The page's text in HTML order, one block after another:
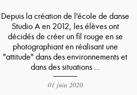
Depuis la création de l'école de danse
Studio A en 2012, les élèves ont
décidés de créer un fil rouge en se
photographiant en réalisant une
"attitude" dans des environnements et
dans des situations ...
01 juin 2020